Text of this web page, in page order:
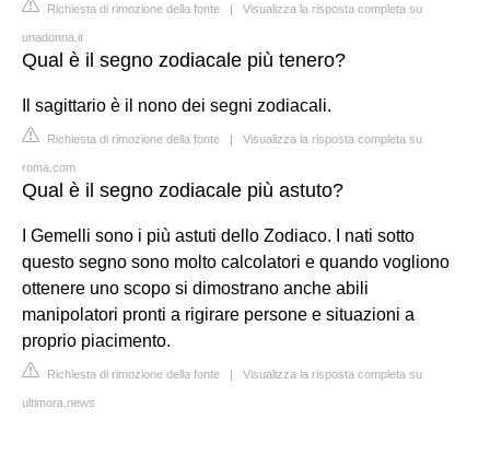
Richiesta di rimozione della fonte | Visualizza la risposta completa su
unadonna.it
Qual è il segno zodiacale più tenero?
Il sagittario è il nono dei segni zodiacali.
Richiesta di rimozione della fonte | Visualizza la risposta completa su
roma.com
Qual è il segno zodiacale più astuto?
I Gemelli sono i più astuti dello Zodiaco. I nati sotto
questo segno sono molto calcolatori e quando vogliono
ottenere uno scopo si dimostrano anche abili
manipolatori pronti a rigirare persone e situazioni a
proprio piacimento.
Richiesta di rimozione della fonte | Visualizza la risposta completa su
ultimora.news